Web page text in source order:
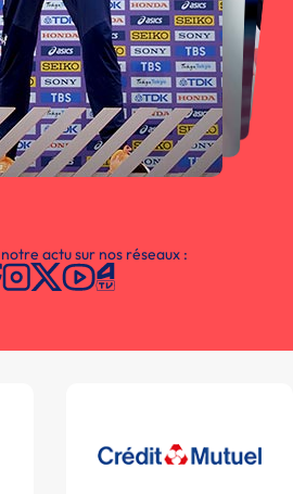
actu sur nos réseaux :